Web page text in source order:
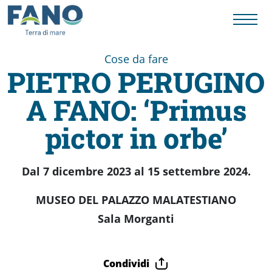
Fano
Visit
Card
Cose
Cose da fare
PIETRO PERUGINO
A FANO: ‘Primus
pictor in orbe’
Dal 7 dicembre 2023 al 15 settembre 2024.
MUSEO DEL PALAZZO MALATESTIANO
Sala Morganti
Condividi